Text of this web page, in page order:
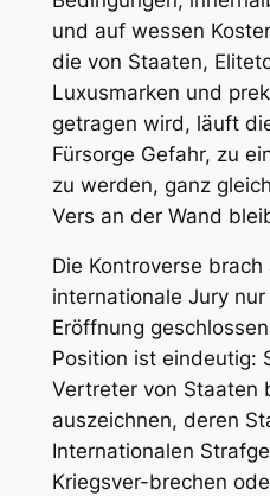
und auf wessen
die von Staaten,
Luxusmarken und
getragen wird, läuft
Fürsorge Gefahr, zu
zu werden, ganz
Vers an der Wand
Die Kontroverse
internationale Jury
Eröffnung
Position ist eindeutig:
Vertreter von Staaten
auszeichnen, deren
Internationalen
Kriegsver-brechen